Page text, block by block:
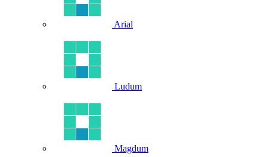
Arial
Ludum
Magdum